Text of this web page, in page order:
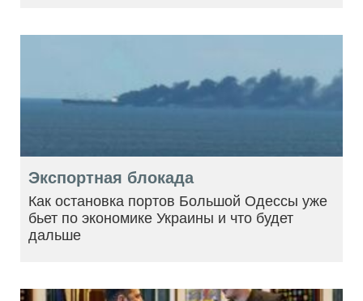
Экспортная блокада
Как остановка портов Большой Одессы уже
бьет по экономике Украины и что будет
дальше